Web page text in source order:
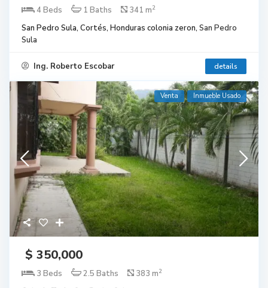
4 Beds 1 Baths 341 m2
San Pedro Sula, Cortés, Honduras colonia zeron, San Pedro
Sula
Ing. Roberto Escobar details
Venta Inmueble Usado
$ 350,000
3 Beds 2.5 Baths 383 m2